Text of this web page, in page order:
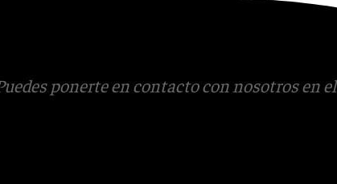
ponerte en contacto con nosotros en el